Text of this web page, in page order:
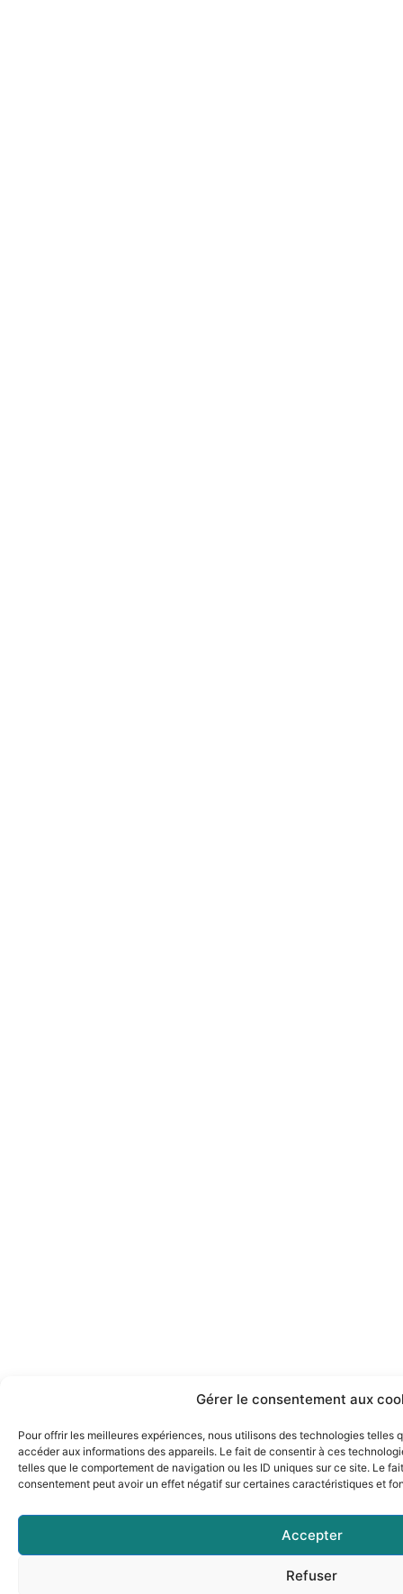
Gérer le consentement aux
Pour offrir les meilleures expériences, nous utilisons des technologies telles
accéder aux informations des appareils. Le fait de consentir à ces
telles que le comportement de navigation ou les ID uniques sur ce site. Le
consentement peut avoir un effet négatif sur certaines caractéristiques et
Accepter
Refuser